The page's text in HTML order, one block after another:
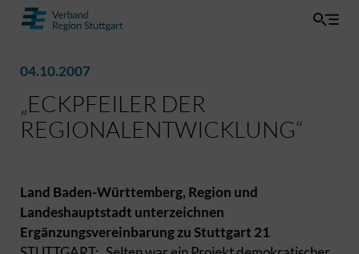
04.10.2007
„ECKPFEILER DER
REGIONALENTWICKLUNG“
Land Baden-Württemberg, Region und
Landeshauptstadt unterzeichnen
Ergänzungsvereinbarung zu Stuttgart 21